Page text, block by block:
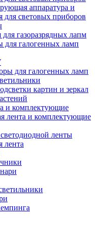
аппаратура и
для световых приборов
газоразрядных лапм
для галогенных ламп
для галогенных ламп
картин и зеркал
и комплектующие
лента и комплектующие
ленты
лента